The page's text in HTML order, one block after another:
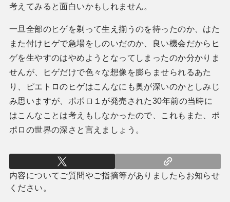
考えてみると面白いかもしれません。
一旦全部のヒゲを剃って生え揃うのを待ったのか、はた
また付けヒゲで急場をしのいだのか、良い機会だからヒ
ゲを生やすのはやめようとなってしまったのか分かりま
せんが、ヒゲだけで色々な想像を膨らませられるあた
り、ピエトロのヒゲはこんなにも奥が深いのかとしみじ
み思いますが、ポポロ１が発売された30年前の当時に
はこんなことは考えもしなかったので、これもまた、ポ
ポロの世界の深さと言えましょう。
内容についてご質問やご指摘等がありましたらお知らせ
ください。